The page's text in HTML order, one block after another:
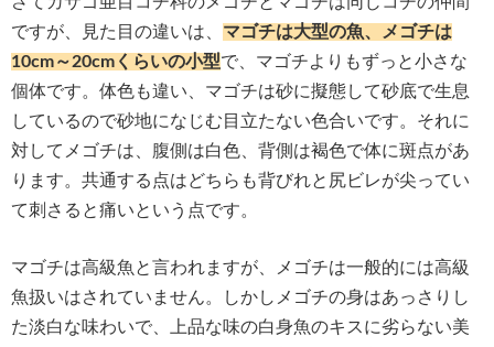
ですが、見た目の違いは、 マゴチは大型の魚、メゴチは
10cm～20cmくらいの小型で、マゴチよりもずっと小さな
個体です。体色も違い、マゴチは砂に擬態して砂底で生息
しているので砂地になじむ目立たない色合いです。それに
対してメゴチは、腹側は白色、背側は褐色で体に斑点があ
ります。共通する点はどちらも背びれと尻ビレが尖ってい
て刺さると痛いという点です。
マゴチは高級魚と言われますが、メゴチは一般的には高級
魚扱いはされていません。しかしメゴチの身はあっさりし
た淡白な味わいで、上品な味の白身魚のキスに劣らない美